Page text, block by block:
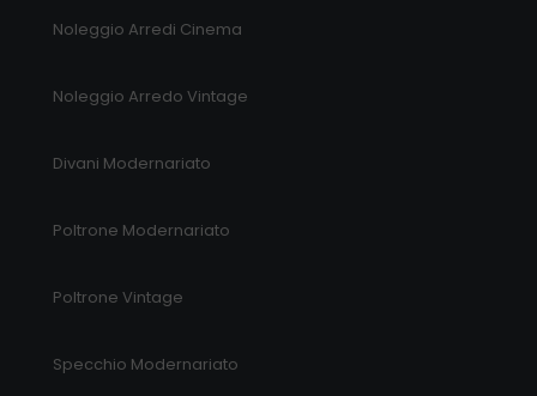
Noleggio Arredi Cinema
Noleggio Arredo Vintage
Divani Modernariato
Poltrone Modernariato
Poltrone Vintage
Specchio Modernariato